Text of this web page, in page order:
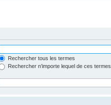
Rechercher tous les termes
Rechercher n’importe lequel de ces termes